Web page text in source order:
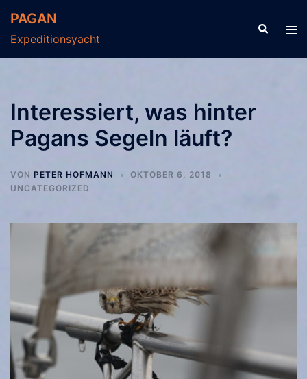
Inhalt
springen
PAGAN
Expeditionsyacht
Suche
Interessiert, was hinter
Pagans Segeln läuft?
VON PETER HOFMANN
OKTOBER 6, 2018
UNCATEGORIZED